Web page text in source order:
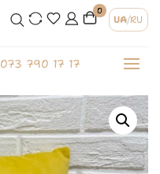
0
UA/RU
073 790 17 17